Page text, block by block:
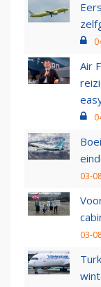
Air
03-
03-